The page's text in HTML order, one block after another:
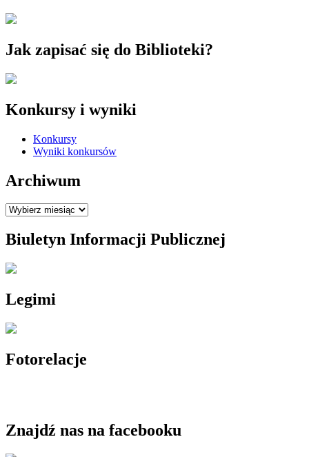
Jak zapisać się do Biblioteki?
Konkursy i wyniki
Konkursy
Wyniki konkursów
Archiwum
Archiwum
Biuletyn Informacji Publicznej
Legimi
Fotorelacje
Znajdź nas na facebooku